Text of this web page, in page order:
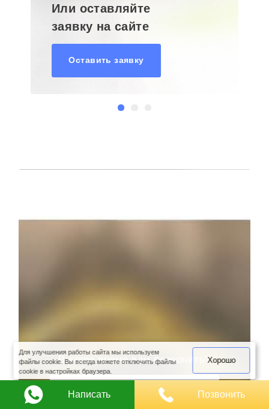
Или оставляйте
заявку на сайте
Оставить заявку
В какое время вам позвонить?
Сейчас
Для улучшения работы сайта мы используем
файлы cookie. Вы всегда можете отключить файлы
cookie в настройках браузера.
Хорошо
Написать Позвонить